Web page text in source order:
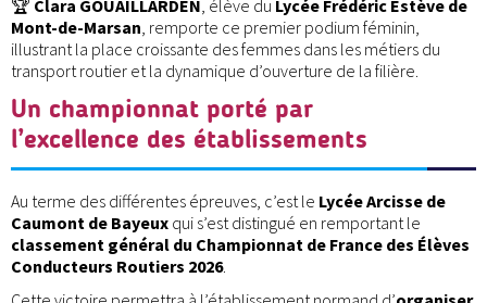
🏆 Clara GOUAILLARDEN , élève du Lycée Frédéric Estève de
Mont-de-Marsan , remporte ce premier podium féminin,
illustrant la place croissante des femmes dans les métiers du
transport routier et la dynamique d’ouverture de la filière.
Un championnat porté par
l’excellence des établissements
Au terme des différentes épreuves, c’est le Lycée Arcisse de
Caumont de Bayeux qui s’est distingué en remportant le
classement général du Championnat de France des Élèves
Conducteurs Routiers 2026.